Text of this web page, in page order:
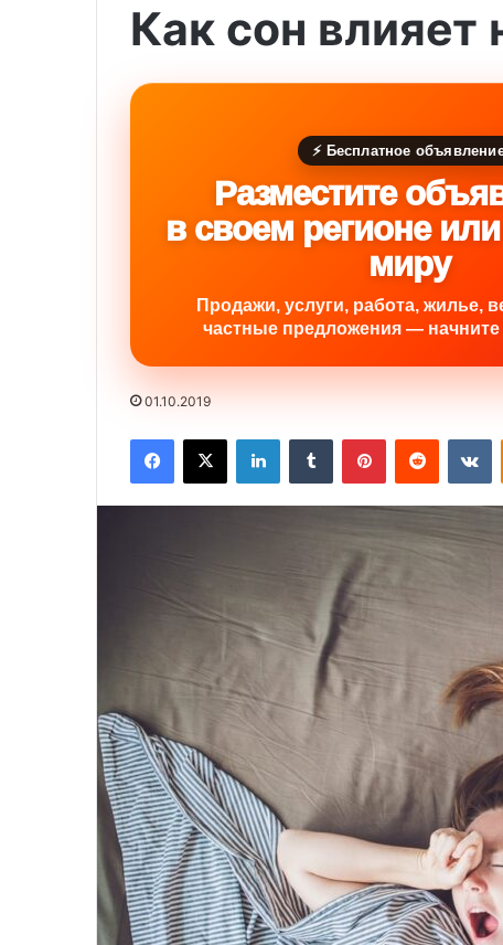
Как сон влияет
⚡ Бесплатное
Разместите
в своем регионе
миру
Продажи, услуги, работа, жилье,
частные предложения — начните
01.10.2019